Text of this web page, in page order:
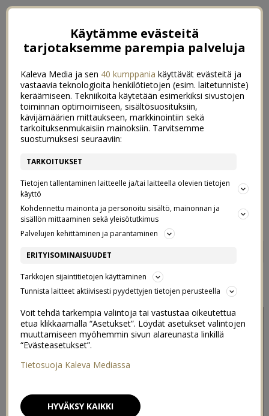
VÄHEMMÄN KEMIKAALEJA
LAPSILLE
17/04/2019
Käytämme evästeitä
tarjotaksemme parempia palveluja
Kaleva Media ja sen 40 kumppania käyttävät evästeitä ja
vastaavia teknologioita henkilötietojen (esim. laitetunniste)
keräämiseen. Tekniikoita käytetään esimerkiksi sivustojen
toiminnan optimoimiseen, sisältösuosituksiin,
kävijämäärien mittaukseen, markkinointiin sekä
tarkoituksenmukaisiin mainoksiin. Tarvitsemme
suostumuksesi seuraaviin:
TARKOITUKSET
Tietojen tallentaminen laitteelle ja/tai laitteella olevien tietojen
käyttö
Kohdennettu mainonta ja personoitu sisältö, mainonnan ja
sisällön mittaaminen sekä yleisötutkimus
Palvelujen kehittäminen ja parantaminen
ERITYISOMINAISUUDET
Tarkkojen sijaintitietojen käyttäminen
Tunnista laitteet aktiivisesti pyydettyjen tietojen perusteella
Voit tehdä tarkempia valintoja tai vastustaa oikeutettua
etua klikkaamalla “Asetukset”. Löydät asetukset valintojen
muuttamiseen myöhemmin sivun alareunasta linkillä
“Evästeasetukset”.
Tietosuoja Kaleva Mediassa
HYVÄKSY KAIKKI